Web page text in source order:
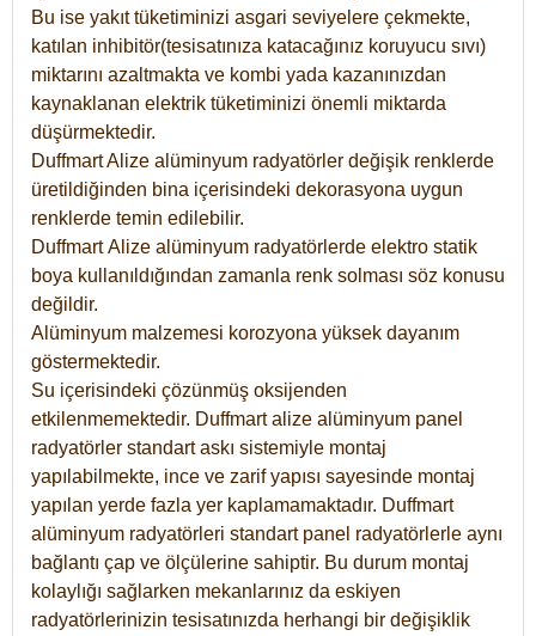
Bu ise yakıt tüketiminizi asgari seviyelere çekmekte,
katılan inhibitör(tesisatınıza katacağınız koruyucu sıvı)
miktarını azaltmakta ve kombi yada kazanınızdan
kaynaklanan elektrik tüketiminizi önemli miktarda
düşürmektedir.
Duffmart Alize alüminyum radyatörler değişik renklerde
üretildiğinden bina içerisindeki dekorasyona uygun
renklerde temin edilebilir.
DuffmartAlize alüminyum radyatörlerde elektro statik
boya kullanıldığından zamanla renk solması söz konusu
değildir.
Alüminyum malzemesi korozyona yüksek dayanım
göstermektedir.
Su içerisindeki çözünmüş oksijenden
etkilenmemektedir. Duffmart alize alüminyum panel
radyatörler standart askı sistemiyle montaj
yapılabilmekte, ince ve zarif yapısı sayesinde montaj
yapılan yerde fazla yer kaplamamaktadır. Duffmart
alüminyum radyatörleri standart panel radyatörlerle aynı
bağlantı çap ve ölçülerine sahiptir. Bu durum montaj
kolaylığı sağlarken mekanlarınız da eskiyen
radyatörlerinizin tesisatınızda herhangi bir değişiklik